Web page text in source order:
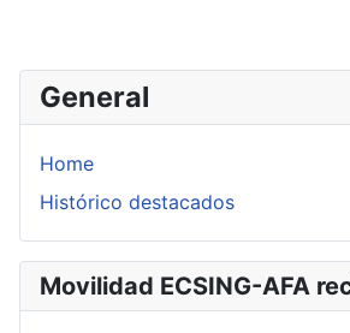
General
Home
Histórico destacados
Movilidad ECSING-AFA